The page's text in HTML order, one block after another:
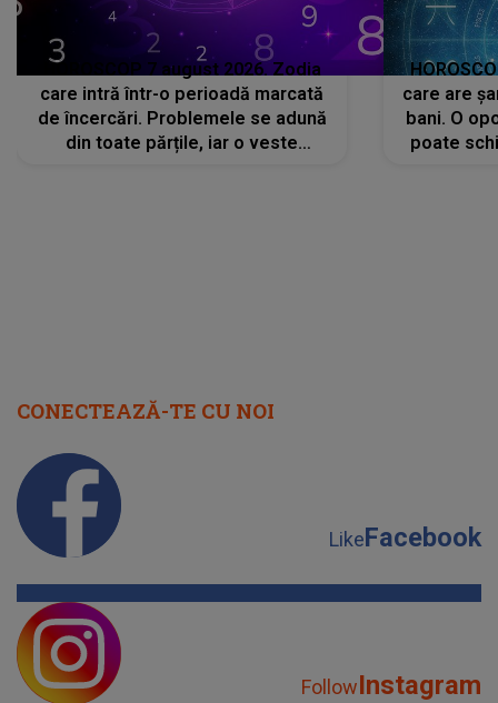
HOROSCOP 7 august 2026. Zodia
care intră într-o perioadă marcată
de încercări. Problemele se adună
din toate părțile, iar o veste
care are
bani. O
poate
CONECTEAZĂ-TE CU NOI
LikeFacebook
FollowInstagram